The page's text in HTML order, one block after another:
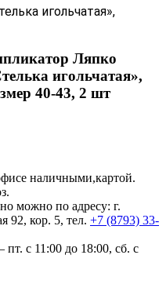
игольчатая»,
Ляпко
игольчатая»,
40-43, 2 шт
наличными,картой.
можно по адресу: г.
92, кор. 5, тел. +7 (8793) 33-
с 11:00 до 18:00, сб. с